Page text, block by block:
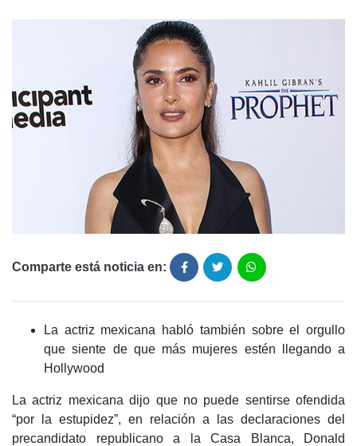
Comparte está noticia en:
La actriz mexicana habló también sobre el orgullo
que siente de que más mujeres estén llegando a
Hollywood
La actriz mexicana dijo que no puede sentirse ofendida
“por la estupidez”, en relación a las declaraciones del
precandidato republicano a la Casa Blanca, Donald